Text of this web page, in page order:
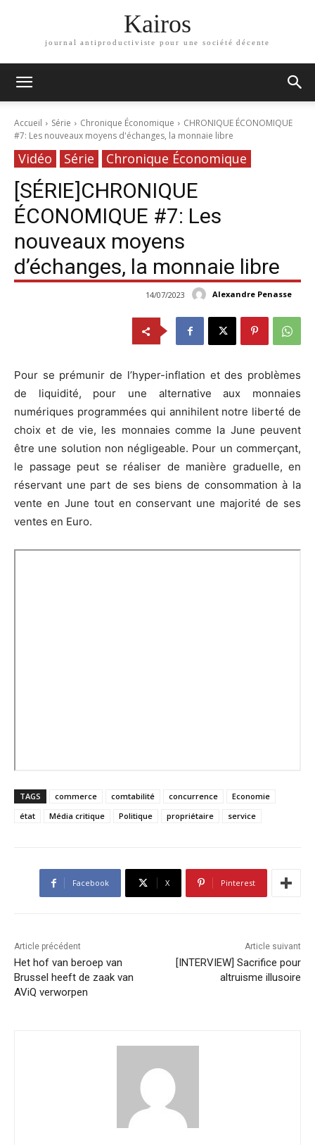
Kairos
journal antiproductiviste pour une société décente
Accueil Série Chronique Économique
CHRONIQUE ÉCONOMIQUE
#7: Les nouveaux moyens d'échanges, la monnaie libre
Vidéo Série Chronique Économique
[SÉRIE]CHRONIQUE
ÉCONOMIQUE #7: Les
nouveaux moyens
d’échanges, la monnaie libre
Alexandre Penasse
14/07/2023
Pour se prémunir de l’hyper-inflation et des problèmes
de liquidité, pour une alternative aux monnaies
numériques programmées qui annihilent notre liberté de
choix et de vie, les monnaies comme la June peuvent
être une solution non négligeable. Pour un commerçant,
le passage peut se réaliser de manière graduelle, en
réservant une part de ses biens de consommation à la
vente en June tout en conservant une majorité de ses
ventes en Euro.
TAGS commerce comtabilité concurrence
Economie
état
Média critique Politique propriétaire service
Facebook X Pinterest
Article précédent
Het hof van beroep van
Brussel heeft de zaak van
AViQ verworpen
Article suivant
[INTERVIEW] Sacrifice pour
altruisme illusoire